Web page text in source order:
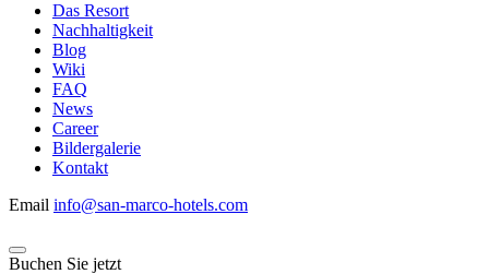
Das Resort
Nachhaltigkeit
Blog
Wiki
FAQ
News
Career
Bildergalerie
Kontakt
Email info@san-marco-hotels.com
Buchen Sie jetzt